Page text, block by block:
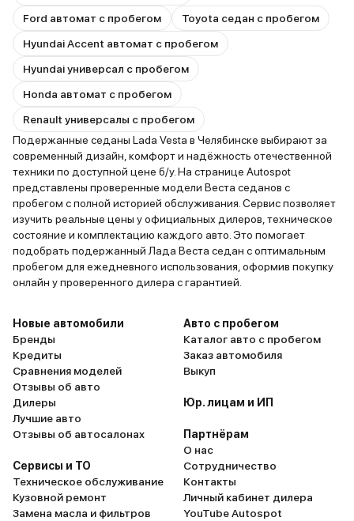
Ford автомат с пробегом
Toyota седан с пробегом
Hyundai Accent автомат с пробегом
Hyundai универсал с пробегом
Honda автомат с пробегом
Renault универсалы с пробегом
Подержанные седаны Lada Vesta в Челябинске выбирают за
современный дизайн, комфорт и надёжность отечественной
техники по доступной цене б/у. На странице Autospot
представлены проверенные модели Веста седанов с
пробегом с полной историей обслуживания. Сервис позволяет
изучить реальные цены у официальных дилеров, техническое
состояние и комплектацию каждого авто. Это помогает
подобрать подержанный Лада Веста седан с оптимальным
пробегом для ежедневного использования, оформив покупку
онлайн у проверенного дилера с гарантией.
Новые автомобили
Бренды
Кредиты
Сравнения моделей
Отзывы об авто
Дилеры
Лучшие авто
Отзывы об автосалонах
Сервисы и ТО
Техническое обслуживание
Кузовной ремонт
Замена масла и фильтров
Авто с пробегом
Каталог авто с пробегом
Заказ автомобиля
Выкуп
Юр. лицам и ИП
Партнёрам
О нас
Сотрудничество
Контакты
Личный кабинет дилера
YouTube Autospot